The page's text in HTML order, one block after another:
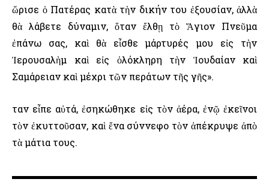
ὥρισε ὁ Πατέρας κατὰ τὴν δικήν του ἐξουσίαν, ἀλλὰ
θὰ λάβετε δύναμιν, ὅταν ἔλθῃ τὸ Ἅγιον Πνεῦμα
ἐπάνω σας, καὶ θὰ εἶσθε μάρτυρές μου εἰς τὴν
Ἱερουσαλὴμ καὶ εἰς ὁλόκληρη τὴν Ἰουδαίαν καὶ
Σαμάρειαν καὶ μέχρι τῶν περάτων τῆς γῆς».
Ὅταν εἶπε αὐτά, ἐσηκώθηκε εἰς τὸν ἀέρα, ἐνῷ ἐκεῖνοι
τὸν ἐκυττοῦσαν, καὶ ἕνα σύννεφο τὸν ἀπέκρυψε ἀπὸ
τὰ μάτια τους.